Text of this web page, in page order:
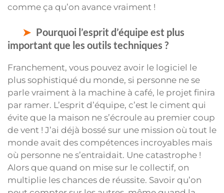
comme ça qu’on avance vraiment !
Pourquoi l’esprit d’équipe est plus
important que les outils techniques ?
Franchement, vous pouvez avoir le logiciel le
plus sophistiqué du monde, si personne ne se
parle vraiment à la machine à café, le projet finira
par ramer. L’esprit d’équipe, c’est le ciment qui
évite que la maison ne s’écroule au premier coup
de vent ! J’ai déjà bossé sur une mission où tout le
monde avait des compétences incroyables mais
où personne ne s’entraidait. Une catastrophe !
Alors que quand on mise sur le collectif, on
multiplie les chances de réussite. Savoir qu’on